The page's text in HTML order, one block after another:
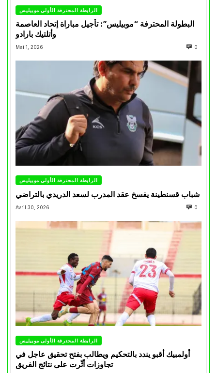
الرابطة المحترفة الأولى موبيليس
البطولة المحترفة “موبيليس”: تأجيل مباراة إتحاد العاصمة
وأتلتيك بارادو
Mai 1, 2026 0
الرابطة المحترفة الأولى موبيليس
شباب قسنطينة يفسخ عقد المدرب لسعد الدريدي بالتراضي
Avril 30, 2026 0
الرابطة المحترفة الأولى موبيليس
أولمبيك أقبو يندد بالتحكيم ويطالب بفتح تحقيق عاجل في
تجاوزات أثّرت على نتائج الفريق